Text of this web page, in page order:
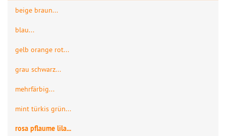
beige braun...
blau...
gelb orange rot...
grau schwarz...
mehrfärbig...
mint türkis grün...
rosa pflaume lila...